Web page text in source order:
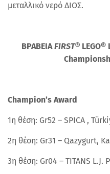
μεταλλικό νερό ΔΙΟΣ.
ΒΡΑΒΕΙΑFIRST®LEGO®
Champion’s Award
1η θέση: Gr52 – SPICA ,
2η θέση: Gr31 – Qazygurt,
3η θέση: Gr04 – TITANS L.J.